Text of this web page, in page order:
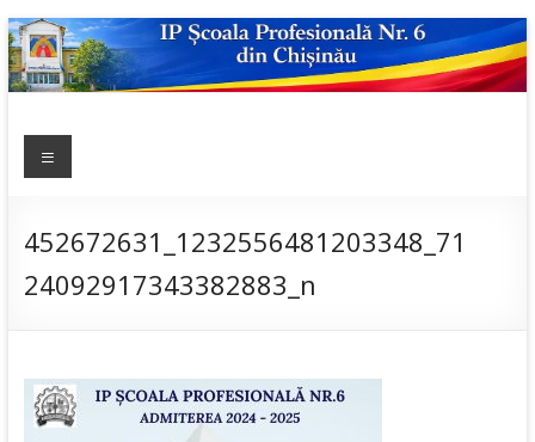
Skip
to
content
NR.6
scoala
nr.6; școală
admitere;
Meniu
452672631_1232556481203348_71
24092917343382883_n